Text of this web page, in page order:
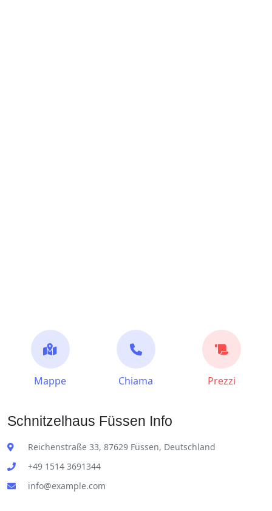
Mappe Chiama Prezzi
Schnitzelhaus Füssen Info
Reichenstraße 33, 87629 Füssen, Deutschland
+49 1514 3691344
info@example.com